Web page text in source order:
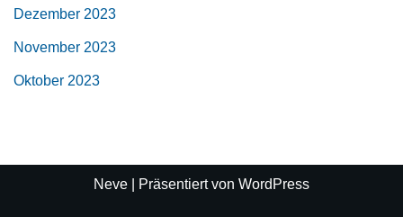
Dezember 2023
November 2023
Oktober 2023
Neve | Präsentiert von WordPress